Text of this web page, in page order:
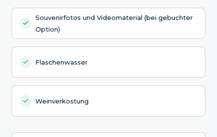
Souvenirfotos und Videomaterial (bei gebuchter
Option)
Flaschenwasser
Weinverkostung